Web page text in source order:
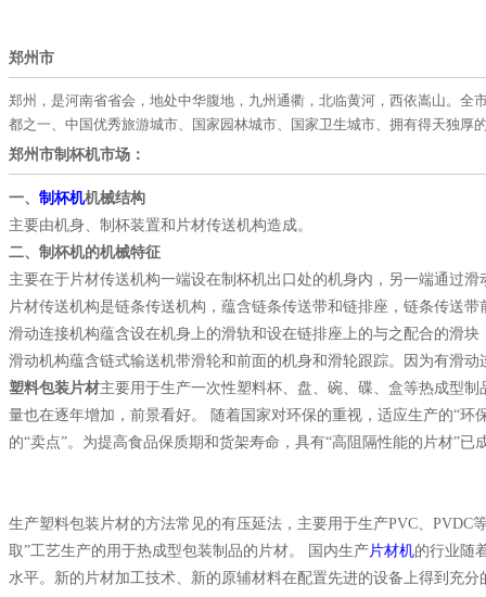
郑州市
郑州，是河南省省会，地处中华腹地，九州通衢，北临黄河，西依嵩山。
都之一、中国优秀旅游城市、国家园林城市、国家卫生城市、拥有得天独
郑州市制杯机市场：
一、 制杯机机械结构
主要由机身、制杯装置和片材传送机构造成。
二、制杯机的机械特征
主要在于片材传送机构一端设在制杯机出口处的机身内，另一端通过
片材传送机构是链条传送机构，蕴含链条传送带和链排座，链条传送
滑动连接机构蕴含设在机身上的滑轨和设在链排座上的与之配合的滑块
滑动机构蕴含链式输送机带滑轮和前面的机身和滑轮跟踪。因为有滑
塑料包装片材主要用于生产一次性塑料杯、盘、碗、碟、盒等热成型
量也在逐年增加，前景看好。 随着国家对环保的重视，适应生产的“环
的“卖点”。为提高食品保质期和货架寿命，具有“高阻隔性能的片材”已
生产塑料包装片材的方法常见的有压延法，主要用于生产PVC、PVDC
取”工艺生产的用于热成型包装制品的片材。 国内生产片材机的行业随
水平。新的片材加工技术、新的原辅材料在配置先进的设备上得到充分